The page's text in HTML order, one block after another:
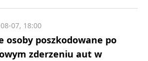
osoby poszkodowane po
zderzeniu aut w
07, 18:00